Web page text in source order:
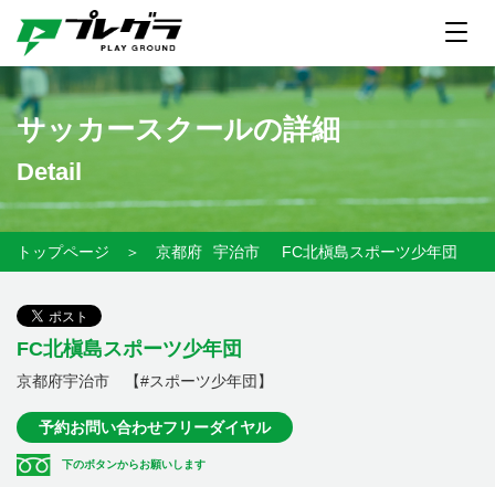
サッカースクールの詳細
Detail
トップページ ＞ 京都府 宇治市 FC北槇島スポーツ少年団
FC北槇島スポーツ少年団
京都府宇治市 【#スポーツ少年団】
予約お問い合わせフリーダイヤル
下のボタンからお願いします